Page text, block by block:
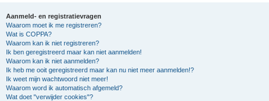
Aanmeld- en registratievragen
Waarom moet ik me registreren?
Wat is COPPA?
Waarom kan ik niet registreren?
Ik ben geregistreerd maar kan niet aanmelden!
Waarom kan ik niet aanmelden?
Ik heb me ooit geregistreerd maar kan nu niet meer aanmelden!?
Ik weet mijn wachtwoord niet meer!
Waarom word ik automatisch afgemeld?
Wat doet "verwijder cookies"?